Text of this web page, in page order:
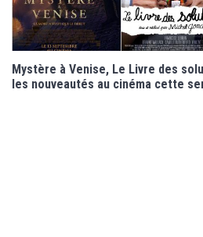
Mystère à Venise, Le Livre des
les nouveautés au cinéma cette